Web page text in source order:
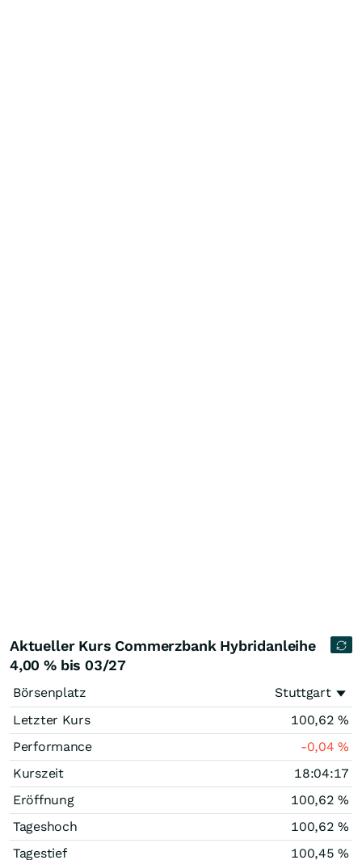
Aktueller Kurs Commerzbank Hybridanleihe
4,00 % bis 03/27
Börsenplatz
Stuttgart
Letzter Kurs
100,62 %
Performance
-0,04%
Kurszeit
18:04:17
Eröffnung
100,62 %
Tageshoch
100,62 %
Tagestief
100,45 %